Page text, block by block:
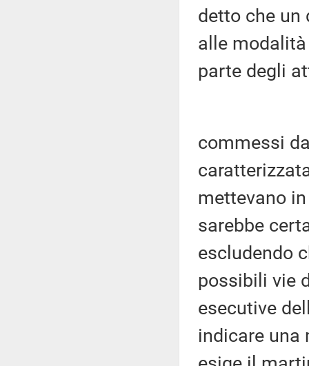
detto che un
alle
parte degli
commessi
mettevano
sarebbe
escludendo
possibili vie
esecutive
indicare una